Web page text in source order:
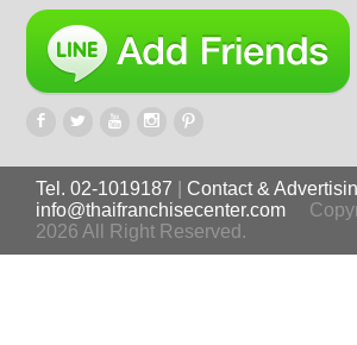
Tel. 02-1019187
Contact &
info@thaifranchisecenter.com
2026 All Right Reserved.